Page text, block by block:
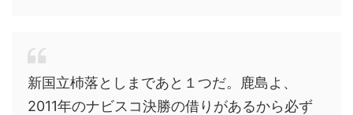
新国立杮落としまであと１つだ。鹿島よ、
2011年のナビスコ決勝の借りがあるから必ず